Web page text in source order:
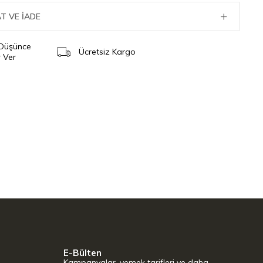
VE İADE
Ver
Ücretsiz Kargo
E-Bülten